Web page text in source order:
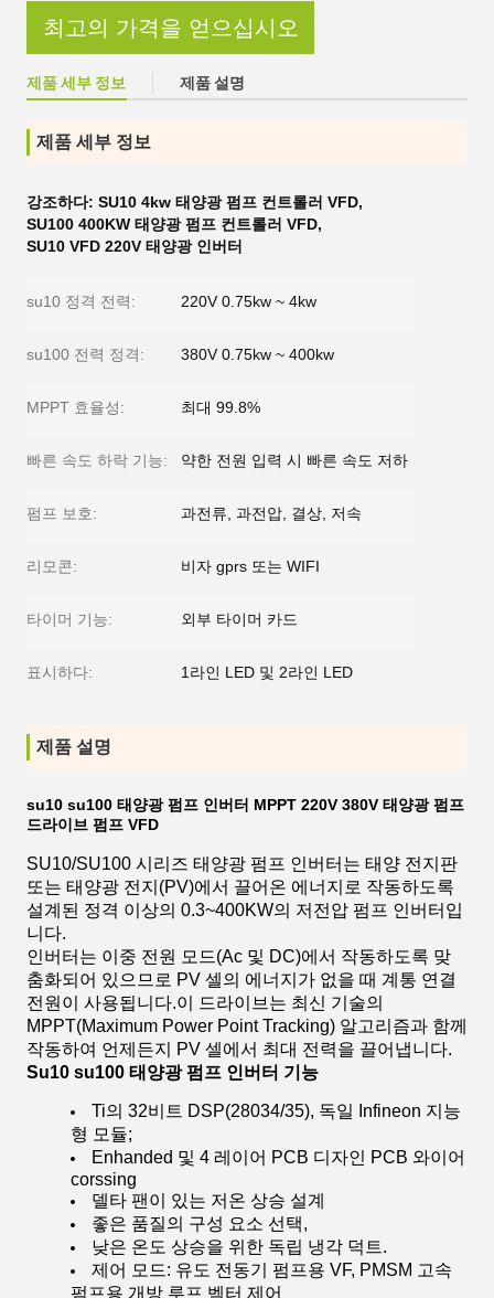
최고의 가격을 얻으십시오
제품 세부 정보 제품 설명
제품 세부 정보
강조하다: SU10 4kw 태양광 펌프 컨트롤러 VFD,
SU100 400KW 태양광 펌프 컨트롤러 VFD,
SU10 VFD 220V 태양광 인버터
su10 정격 전력: 220V 0.75kw ~ 4kw
su100 전력 정격: 380V 0.75kw ~ 400kw
MPPT 효율성: 최대 99.8%
빠른 속도 하락 기능: 약한 전원 입력 시 빠른 속도 저하
펌프 보호: 과전류, 과전압, 결상, 저속
리모콘: 비자 gprs 또는 WIFI
타이머 기능: 외부 타이머 카드
표시하다: 1라인 LED 및 2라인 LED
제품 설명
su10 su100 태양광 펌프 인버터 MPPT 220V 380V 태양광 펌프
드라이브 펌프 VFD
SU10/SU100 시리즈 태양광 펌프 인버터는 태양 전지판
또는 태양광 전지(PV)에서 끌어온 에너지로 작동하도록
설계된 정격 이상의 0.3~400KW의 저전압 펌프 인버터입
니다.
인버터는 이중 전원 모드(Ac 및 DC)에서 작동하도록 맞
춤화되어 있으므로 PV 셀의 에너지가 없을 때 계통 연결
전원이 사용됩니다.이 드라이브는 최신 기술의
MPPT(Maximum Power Point Tracking) 알고리즘과 함께
작동하여 언제든지 PV 셀에서 최대 전력을 끌어냅니다.
Su10 su100 태양광 펌프 인버터 기능
Ti의 32비트 DSP(28034/35), 독일 Infineon 지능
형 모듈;
Enhanded 및 4 레이어 PCB 디자인 PCB 와이어
corssing
델타 팬이 있는 저온 상승 설계
좋은 품질의 구성 요소 선택,
낮은 온도 상승을 위한 독립 냉각 덕트.
제어 모드: 유도 전동기 펌프용 VF, PMSM 고속
펌프용 개방 루프 벡터 제어